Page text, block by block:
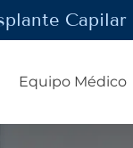
Capilar
Equipo Médico